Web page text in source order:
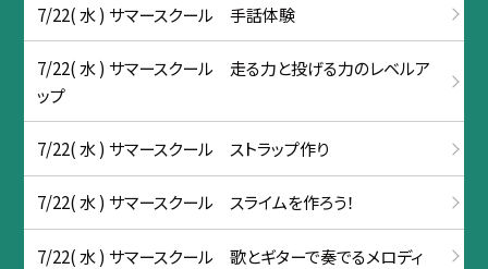
7/22( 水 ) サマースクール 手話体験
7/22( 水 ) サマースクール 走る力と投げる力のレベルア
ップ
7/22( 水 ) サマースクール ストラップ作り
7/22( 水 ) サマースクール スライムを作ろう！
7/22( 水 ) サマースクール 歌とギターで奏でるメロディ